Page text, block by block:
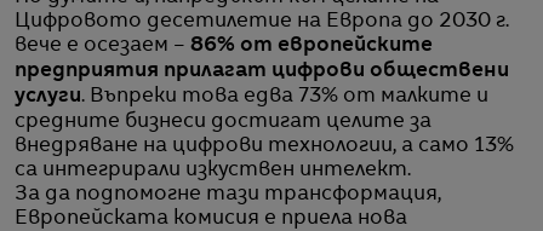
Цифровото десетилетие на Европа до 2030 г.
вече е осезаем – 86% от европейските
предприятия прилагат цифрови обществени
услуги. Въпреки това едва 73% от малките и
средните бизнеси достигат целите за
внедряване на цифрови технологии, а само 13%
са интегрирали изкуствен интелект.
За да подпомогне тази трансформация,
Европейската комисия е приела нова